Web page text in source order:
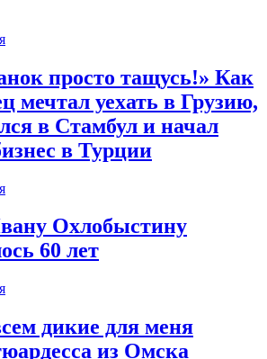
просто тащусь!» Как
мечтал уехать в Грузию,
в Стамбул и начал
в Турции
Охлобыстину
60 лет
дикие для меня
из Омска